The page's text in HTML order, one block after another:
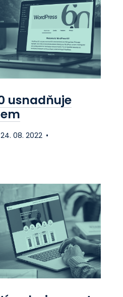
usnadňuje
24. 08. 2022
váš
se nám